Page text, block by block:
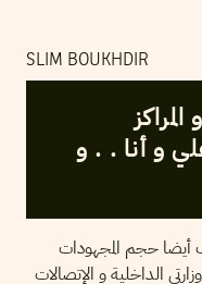
SLIM BOUKHDIR
و أنا . . و
أيضا حجم المجهودات
الداخلية و الإتصالات